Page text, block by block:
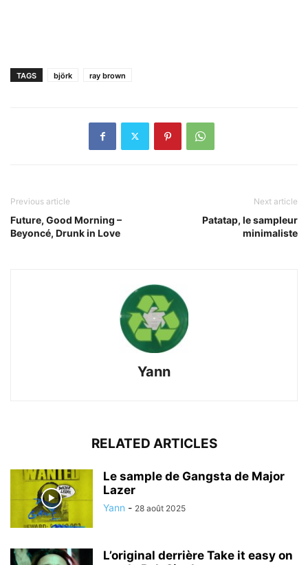
TAGS björk ray brown
Previous article
Future, Good Morning –
Beyoncé, Drunk in Love
Next article
Patatap, le sampleur
minimaliste
Yann
RELATED ARTICLES
Le sample de Gangsta de Major
Lazer
Yann - 28 août 2025
L’original derrière Take it easy on